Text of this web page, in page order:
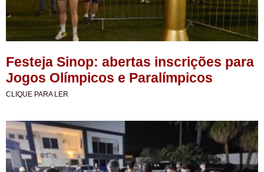
Festeja Sinop: abertas inscrições para
Jogos Olímpicos e Paralímpicos
CLIQUE PARA LER